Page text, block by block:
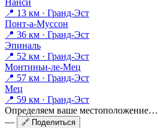
Нанси
📍 13 км · Гранд-Эст
Понт-а-Муссон
📍 36 км · Гранд-Эст
Эпиналь
📍 52 км · Гранд-Эст
Монтиньи-ле-Мец
📍 57 км · Гранд-Эст
Мец
📍 59 км · Гранд-Эст
Определяем ваше местоположение…
—
🔗 Поделиться